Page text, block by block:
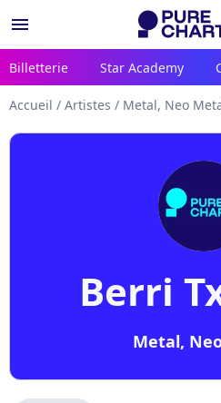
menu
Billetterie Star Academy
Accueil / Artistes / Metal, Neo
Berri
Metal,